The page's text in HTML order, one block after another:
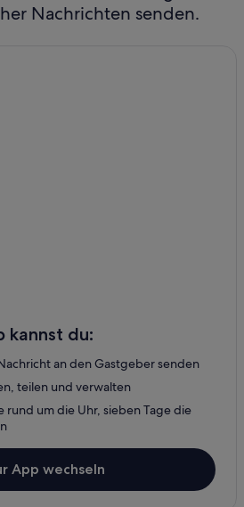
Nachrichten senden.
kannst du:
an den Gastgeber senden
teilen und verwalten
rund um die Uhr, sieben Tage die
App wechseln